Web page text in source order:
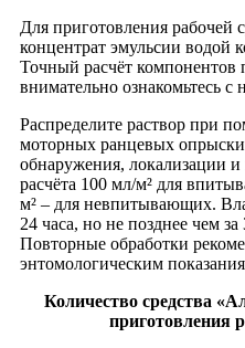
Для приготовления рабочей
концентрат эмульсии водой
Точный расчёт компонентов
внимательно ознакомьтесь с
Распределите раствор при
моторных ранцевых
обнаружения, локализации
расчёта 100 мл/м² для
м² – для невпитывающих.
24 часа, но не позднее чем
Повторные обработки
энтомологическим
Количество средства
приготовления